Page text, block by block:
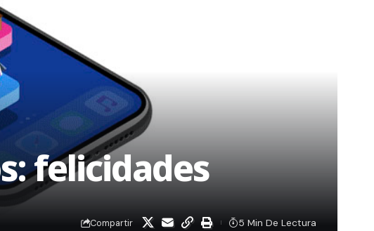
felicidades
Compartir 5 Min De Lectura